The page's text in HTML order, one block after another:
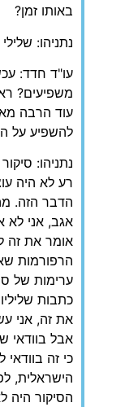
באותו זמן?
נתניהו:
עו"ד חדד:
משפיעים?
עוד הרבה
להשפיע על
נתניהו:
רע לא היה
הדבר הזה.
אגב, אני לא
אומר את זה
הרפורמות
ערימות של
כתבות
את זה, אני
אבל בוודאי
כי זה
הישראלית,
הסיקור היה